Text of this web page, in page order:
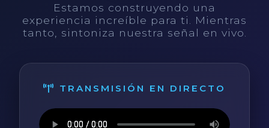
Estamos construyendo una
experiencia increíble para ti. Mientras
tanto, sintoniza nuestra señal en vivo.
TRANSMISIÓN EN DIRECTO